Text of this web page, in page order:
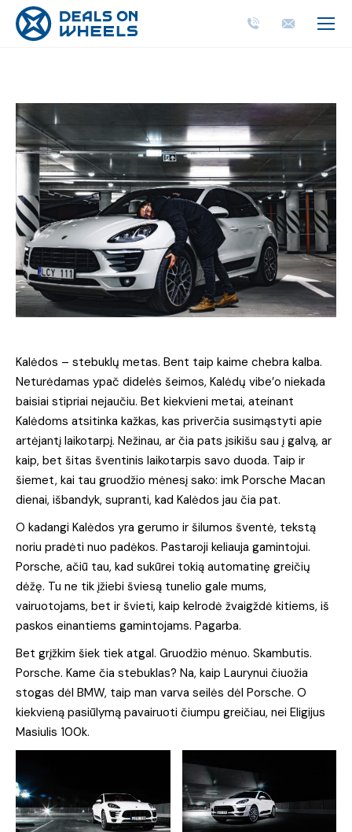
Kalėdos – stebuklų metas. Bent taip kaime chebra kalba.
Neturėdamas ypač didelės šeimos, Kalėdų vibe’o niekada
baisiai stipriai nejaučiu. Bet kiekvieni metai, ateinant
Kalėdoms atsitinka kažkas, kas priverčia susimąstyti apie
artėjantį laikotarpį. Nežinau, ar čia pats įsikišu sau į galvą, ar
kaip, bet šitas šventinis laikotarpis savo duoda. Taip ir
šiemet, kai tau gruodžio mėnesį sako: imk Porsche Macan
dienai, išbandyk, supranti, kad Kalėdos jau čia pat.
O kadangi Kalėdos yra gerumo ir šilumos šventė, tekstą
noriu pradėti nuo padėkos. Pastaroji keliauja gamintojui.
Porsche, ačiū tau, kad sukūrei tokią automatinę greičių
dėžę. Tu ne tik įžiebi šviesą tunelio gale mums,
vairuotojams, bet ir švieti, kaip kelrodė žvaigždė kitiems, iš
paskos einantiems gamintojams. Pagarba.
Bet grįžkim šiek tiek atgal. Gruodžio mėnuo. Skambutis.
Porsche. Kame čia stebuklas? Na, kaip Laurynui čiuožia
stogas dėl BMW, taip man varva seilės dėl Porsche. O
kiekvieną pasiūlymą pavairuoti čiumpu greičiau, nei Eligijus
Masiulis 100k.